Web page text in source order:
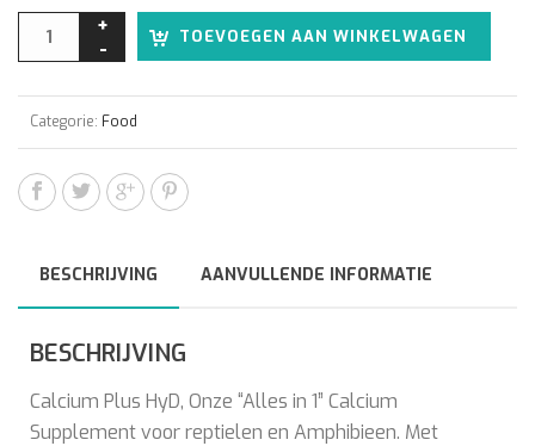
TOEVOEGEN AAN WINKELWAGEN
Categorie: Food
BESCHRIJVING AANVULLENDE INFORMATIE
BESCHRIJVING
Calcium Plus HyD, Onze “Alles in 1” Calcium
Supplement voor reptielen en Amphibieen. Met